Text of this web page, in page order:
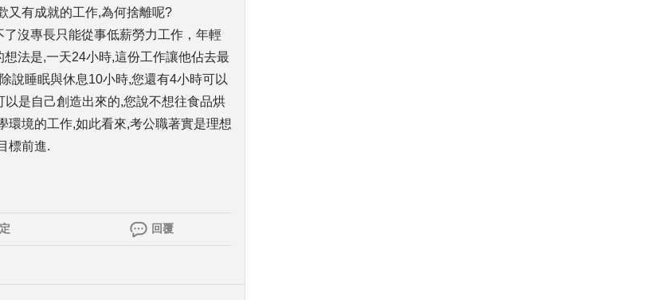
又有成就的工作,為何捨離呢?
沒專長只能從事低薪勞力工作，年輕
法是,一天24小時,這份工作讓他佔去最
說睡眠與休息10小時,您還有4小時可以
是自己創造出來的,您說不想往食品烘
環境的工作,如此看來,考公職著實是理想
標前進.
回覆